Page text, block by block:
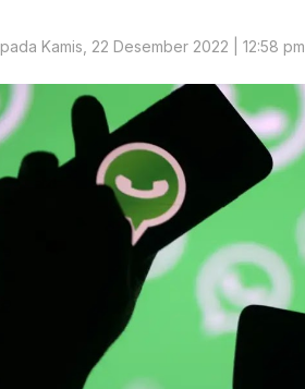
pada Kamis, 22 Desember 2022 | 12:58 pm